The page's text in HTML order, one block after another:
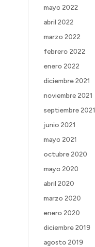
mayo 2022
abril 2022
marzo 2022
febrero 2022
enero 2022
diciembre 2021
noviembre 2021
septiembre 2021
junio 2021
mayo 2021
octubre 2020
mayo 2020
abril 2020
marzo 2020
enero 2020
diciembre 2019
agosto 2019